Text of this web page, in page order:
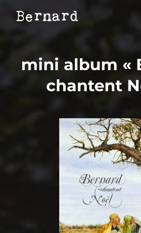
mini album «
chantent